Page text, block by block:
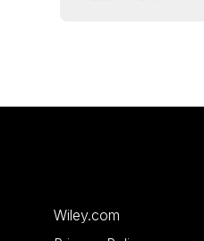
Wiley.com